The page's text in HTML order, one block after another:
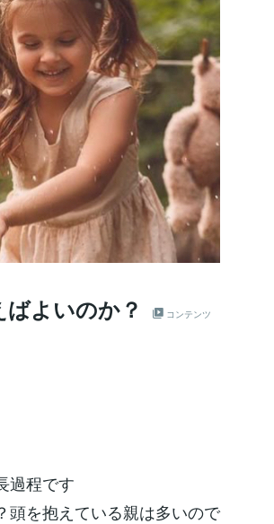
よいのか？ コンテンツ
過程です
頭を抱えている親は多いので